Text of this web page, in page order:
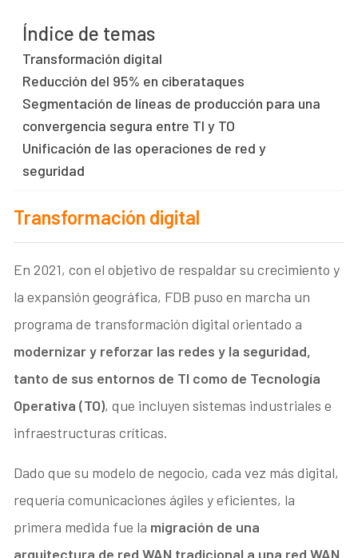
Índice de temas
Transformación digital
Reducción del 95% en ciberataques
Segmentación de líneas de producción para una
convergencia segura entre TI y TO
Unificación de las operaciones de red y
seguridad
Transformación digital
En 2021, con el objetivo de respaldar su crecimiento y
la expansión geográfica, FDB puso en marcha un
programa de transformación digital orientado a
modernizar y reforzar las redes y la seguridad,
tanto de sus entornos de TI como de Tecnología
Operativa (TO), que incluyen sistemas industriales e
infraestructuras críticas.
Dado que su modelo de negocio, cada vez más digital,
requería comunicaciones ágiles y eficientes, la
primera medida fue la migración de una
arquitectura de red WAN tradicional a una red WAN